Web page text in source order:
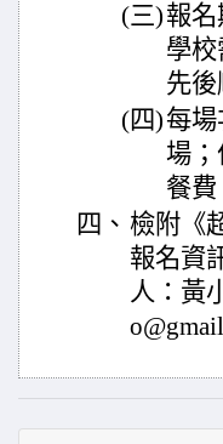
(三)報
學
先後
(四)每
場；
餐
四、 檢附《
報名資
人：黃